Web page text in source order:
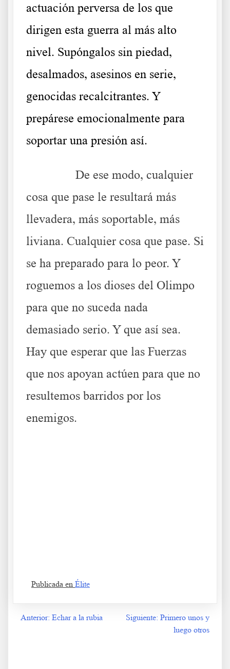
actuación perversa de los que
dirigen esta guerra al más alto
nivel. Supóngalos sin piedad,
desalmados, asesinos en serie,
genocidas recalcitrantes. Y
prepárese emocionalmente para
soportar una presión así.
De ese modo, cualquier
cosa que pase le resultará más
llevadera, más soportable, más
liviana. Cualquier cosa que pase. Si
se ha preparado para lo peor. Y
roguemos a los dioses del Olimpo
para que no suceda nada
demasiado serio. Y que así sea.
Hay que esperar que las Fuerzas
que nos apoyan actúen para que no
resultemos barridos por los
enemigos.
Publicada en Élite
Navegación
Anterior: Echar a la rubia Siguiente: Primero unos y
luego otros